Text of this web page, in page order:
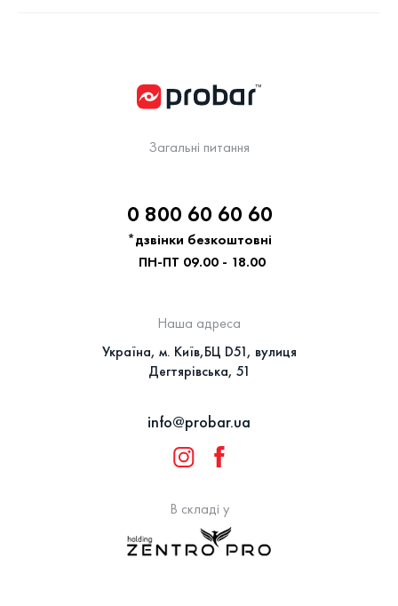
Загальні питання
*дзвінки безкоштовні
0 800 60 60 60
Наша адреса
Україна, м. Київ,БЦ D51, вулиця
Дегтярівська, 51
info@probar.ua
В складі у
ПН-ПТ 09.00 - 18.00